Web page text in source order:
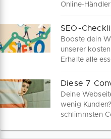
Online-
funktioniert
keine
Registrierung
häufigsten
Booste dein
unserer
Erhalte alle
effektive
auf einen Blick.
Deine
wenig
schlimmsten